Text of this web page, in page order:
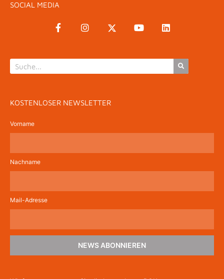
SOCIAL MEDIA
KOSTENLOSER NEWSLETTER
Vorname
Nachname
Mail-Adresse
NEWS ABONNIEREN